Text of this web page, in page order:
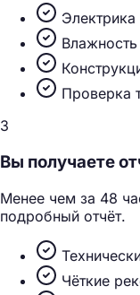
Электрика
Проверка
3
Вы получаете
Менее чем за 48
подробный отчёт.
Чёткие